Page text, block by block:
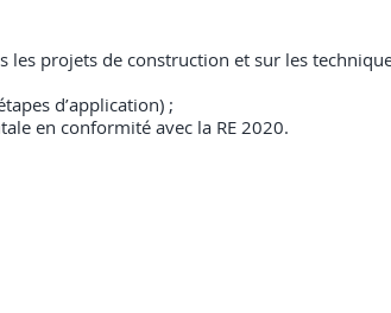
les projets de construction et sur les
d’application) ;
en conformité avec la RE 2020.